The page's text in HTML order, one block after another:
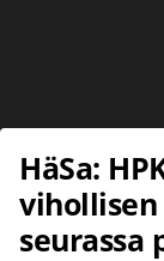
HäSa:
seurassa